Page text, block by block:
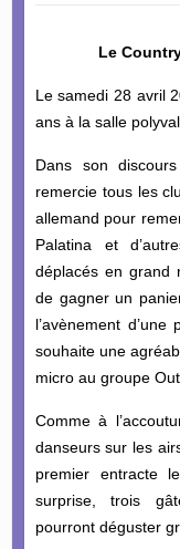
Le
Le samedi 28 avril
ans à la salle
Dans son
remercie tous les
allemand pour
Palatina et
déplacés en grand
de gagner un
l’avènement
souhaite une
micro au groupe
Comme à
danseurs sur les
premier entracte
surprise, trois
pourront déguster